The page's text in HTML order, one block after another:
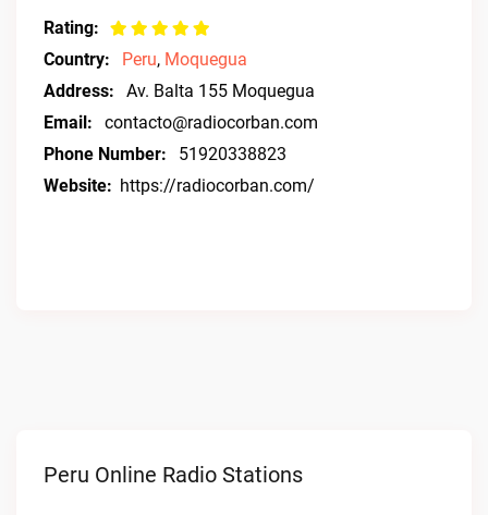
Rating:
Country:
Peru, Moquegua
Address:
Av. Balta 155 Moquegua
Email:
contacto@radiocorban.com
Phone Number:
51920338823
Website: https://radiocorban.com/
Peru Online Radio Stations